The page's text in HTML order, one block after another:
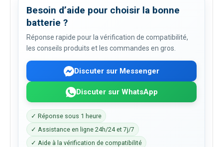
Besoin d’aide pour choisir la bonne
batterie ?
Réponse rapide pour la vérification de compatibilité,
les conseils produits et les commandes en gros.
Discuter sur Messenger
Discuter sur WhatsApp
✓ Réponse sous 1 heure
✓ Assistance en ligne 24h/24 et 7j/7
✓ Aide à la vérification de compatibilité